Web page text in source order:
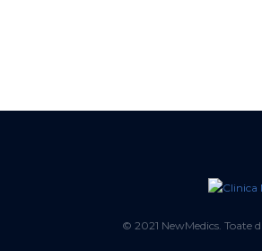
© 2021 NewMedics. Toate